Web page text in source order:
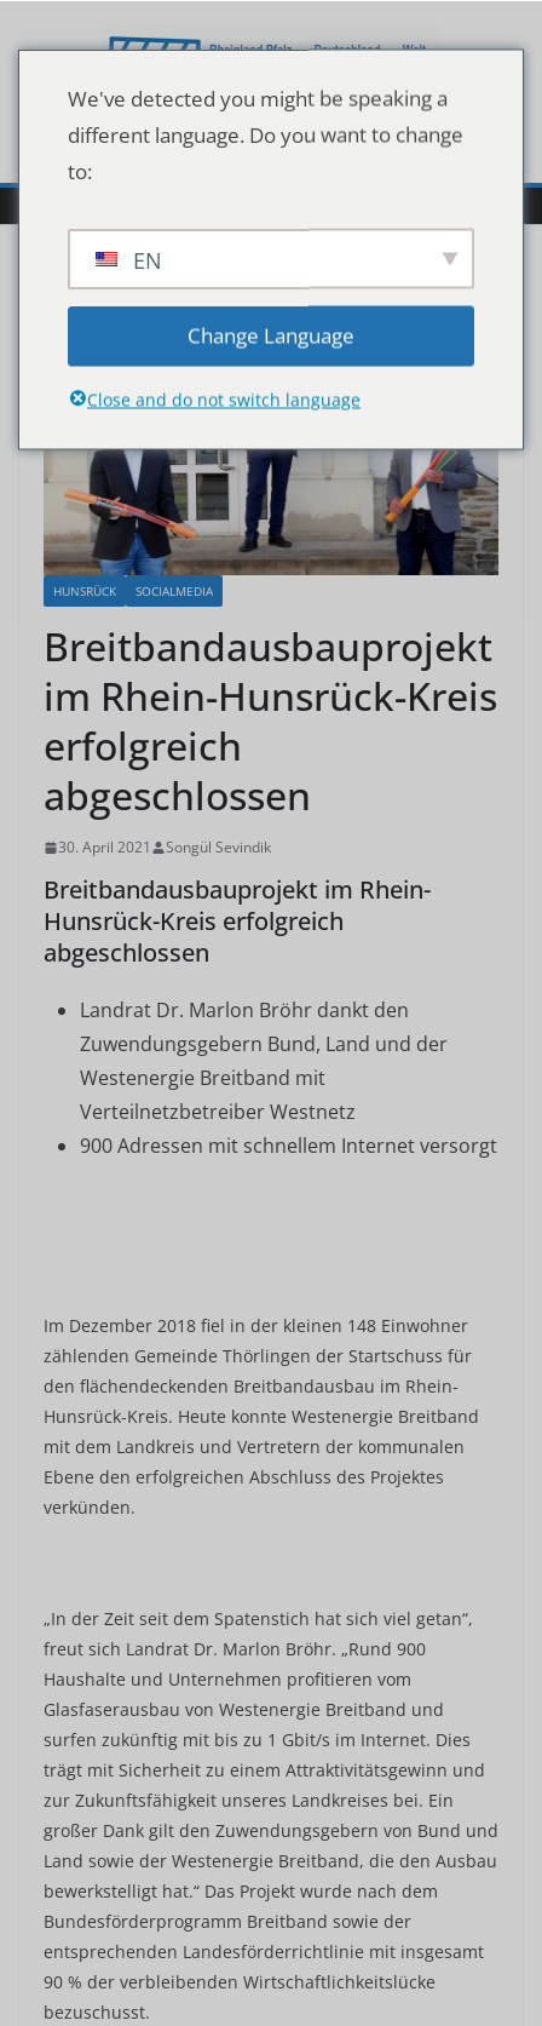
Inhalt
HUNSRÜCK SOCIALMEDIA
Breitbandausbauprojekt
im Rhein-Hunsrück-Kreis
erfolgreich
abgeschlossen
30. April 2021 Songül Sevindik
Breitbandausbauprojekt im Rhein-
Hunsrück-Kreis erfolgreich
abgeschlossen
Landrat Dr. Marlon Bröhr dankt den
Zuwendungsgebern Bund, Land und der
Westenergie Breitband mit
Verteilnetzbetreiber Westnetz
900 Adressen mit schnellem Internet versorgt
Im Dezember 2018 fiel in der kleinen 148 Einwohner
zählenden Gemeinde Thörlingen der Startschuss für
den flächendeckenden Breitbandausbau im Rhein-
Hunsrück-Kreis. Heute konnte Westenergie Breitband
mit dem Landkreis und Vertretern der kommunalen
Ebene den erfolgreichen Abschluss des Projektes
verkünden.
„In der Zeit seit dem Spatenstich hat sich viel getan“,
freut sich Landrat Dr. Marlon Bröhr. „Rund 900
Haushalte und Unternehmen profitieren vom
Glasfaserausbau von Westenergie Breitband und
surfen zukünftig mit bis zu 1 Gbit/s im Internet. Dies
trägt mit Sicherheit zu einem Attraktivitätsgewinn und
zur Zukunftsfähigkeit unseres Landkreises bei. Ein
großer Dank gilt den Zuwendungsgebern von Bund und
Land sowie der Westenergie Breitband, die den Ausbau
bewerkstelligt hat.“ Das Projekt wurde nach dem
Bundesförderprogramm Breitband sowie der
entsprechenden Landesförderrichtlinie mit insgesamt
90 % der verbleibenden Wirtschaftlichkeitslücke
bezuschusst.
We've detected you might be speaking a
different language. Do you want to change
to:
EN
Change Language
Close and do not switch language